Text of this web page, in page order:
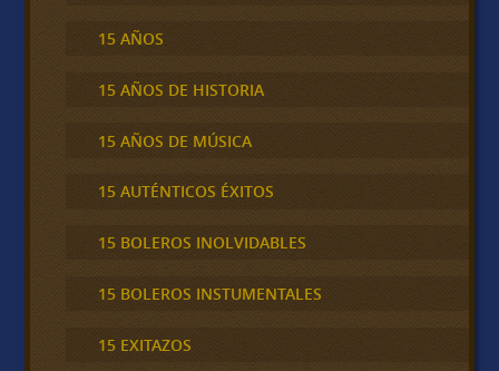
15 AÑOS
15 AÑOS DE HISTORIA
15 AÑOS DE MÚSICA
15 AUTÉNTICOS ÉXITOS
15 BOLEROS INOLVIDABLES
15 BOLEROS INSTUMENTALES
15 EXITAZOS